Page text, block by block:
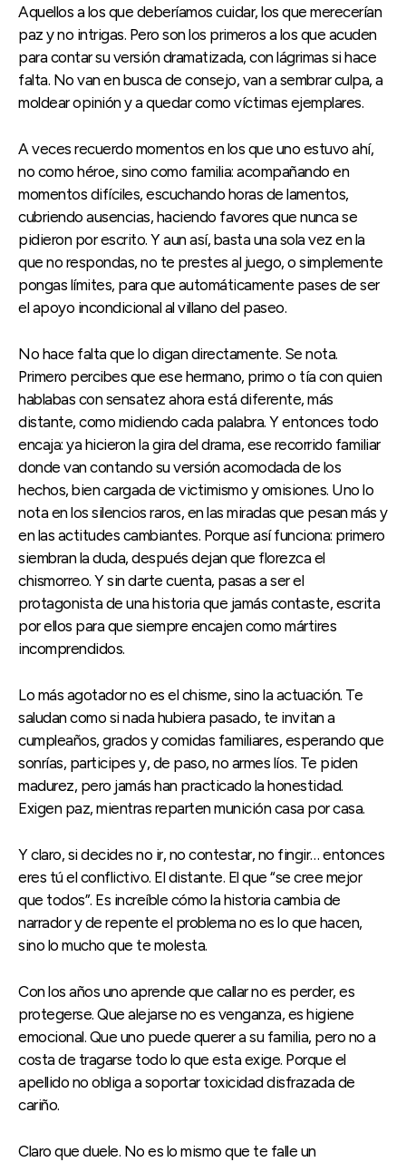
Aquellos a los que deberíamos cuidar, los que merecerían
paz y no intrigas. Pero son los primeros a los que acuden
para contar su versión dramatizada, con lágrimas si hace
falta. No van en busca de consejo, van a sembrar culpa, a
moldear opinión y a quedar como víctimas ejemplares.
A veces recuerdo momentos en los que uno estuvo ahí,
no como héroe, sino como familia: acompañando en
momentos difíciles, escuchando horas de lamentos,
cubriendo ausencias, haciendo favores que nunca se
pidieron por escrito. Y aun así, basta una sola vez en la
que no respondas, no te prestes al juego, o simplemente
pongas límites, para que automáticamente pases de ser
el apoyo incondicional al villano del paseo.
No hace falta que lo digan directamente. Se nota.
Primero percibes que ese hermano, primo o tía con quien
hablabas con sensatez ahora está diferente, más
distante, como midiendo cada palabra. Y entonces todo
encaja: ya hicieron la gira del drama, ese recorrido familiar
donde van contando su versión acomodada de los
hechos, bien cargada de victimismo y omisiones. Uno lo
nota en los silencios raros, en las miradas que pesan más y
en las actitudes cambiantes. Porque así funciona: primero
siembran la duda, después dejan que florezca el
chismorreo. Y sin darte cuenta, pasas a ser el
protagonista de una historia que jamás contaste, escrita
por ellos para que siempre encajen como mártires
incomprendidos.
Lo más agotador no es el chisme, sino la actuación. Te
saludan como si nada hubiera pasado, te invitan a
cumpleaños, grados y comidas familiares, esperando que
sonrías, participes y, de paso, no armes líos. Te piden
madurez, pero jamás han practicado la honestidad.
Exigen paz, mientras reparten munición casa por casa.
Y claro, si decides no ir, no contestar, no fingir… entonces
eres tú el conflictivo. El distante. El que “se cree mejor
que todos”. Es increíble cómo la historia cambia de
narrador y de repente el problema no es lo que hacen,
sino lo mucho que te molesta.
Con los años uno aprende que callar no es perder, es
protegerse. Que alejarse no es venganza, es higiene
emocional. Que uno puede querer a su familia, pero no a
costa de tragarse todo lo que esta exige. Porque el
apellido no obliga a soportar toxicidad disfrazada de
cariño.
Claro que duele. No es lo mismo que te falle un